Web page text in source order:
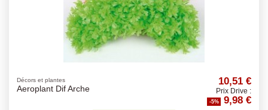
Décors et plantes
Aeroplant Dif Arche
10,51 €
Prix Drive :
-5% 9,98 €